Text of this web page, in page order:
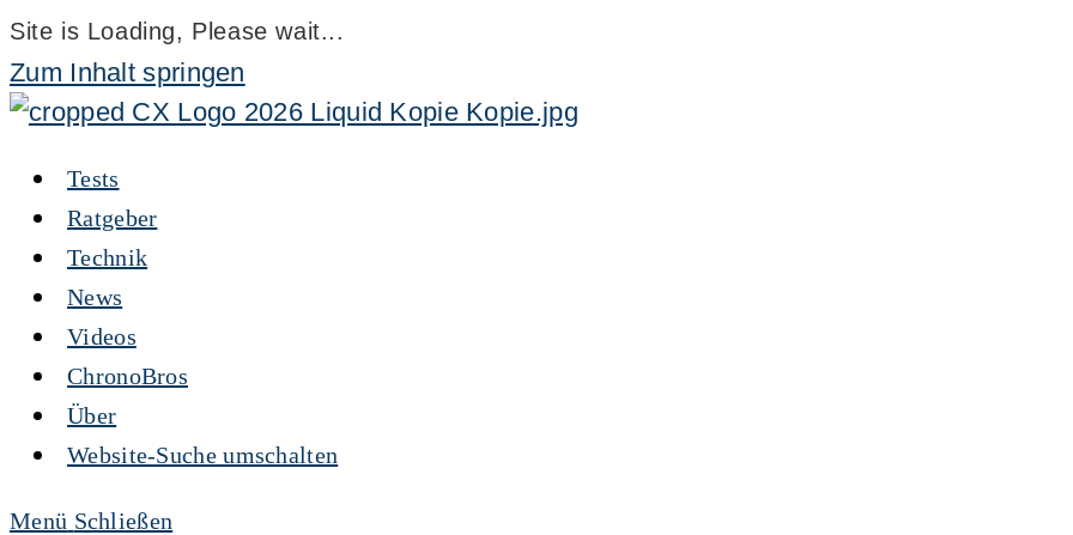
Site is Loading, Please wait...
Zum Inhalt springen
Tests
Ratgeber
Technik
News
Videos
ChronoBros
Über
Website-Suche umschalten
Menü Schließen